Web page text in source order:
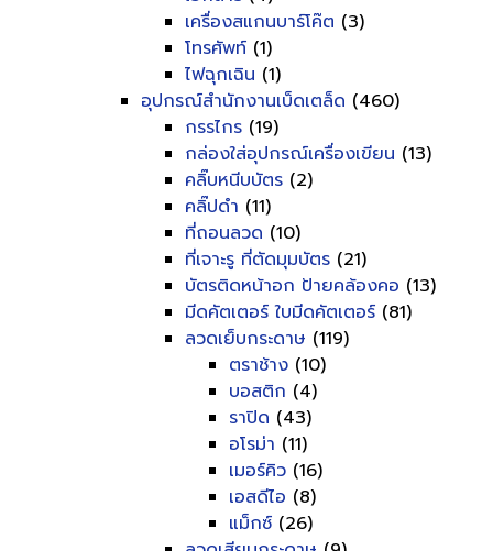
เครื่องสแกนบาร์โค๊ต (3)
โทรศัพท์ (1)
ไฟฉุกเฉิน (1)
อุปกรณ์สำนักงานเบ็ดเตล็ด (460)
กรรไกร (19)
กล่องใส่อุปกรณ์เครื่องเขียน (13)
คลิ๊บหนีบบัตร (2)
คลิ๊ปดำ (11)
ที่ถอนลวด (10)
ที่เจาะรู ที่ตัดมุมบัตร (21)
บัตรติดหน้าอก ป้ายคล้องคอ (13)
มีดคัตเตอร์ ใบมีดคัตเตอร์ (81)
ลวดเย็บกระดาษ (119)
ตราช้าง (10)
บอสติก (4)
ราปิด (43)
อโรม่า (11)
เมอร์คิว (16)
เอสดีไอ (8)
แม็กซ์ (26)